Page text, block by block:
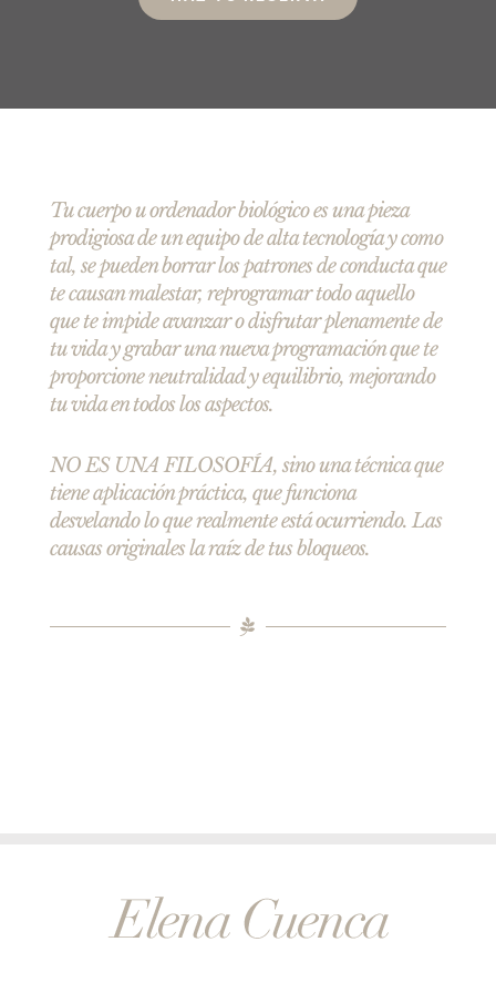
Tu cuerpo u ordenador biológico es una pieza
prodigiosa de un equipo de alta tecnología y como
tal, se pueden borrar los patrones de conducta que
te causan malestar, reprogramar todo aquello
que te impide avanzar o disfrutar plenamente de
tu vida y grabar una nueva programación que te
proporcione neutralidad y equilibrio, mejorando
tu vida en todos los aspectos.
NO ES UNA FILOSOFÍA, sino una técnica que
tiene aplicación práctica, que funciona
desvelando lo que realmente está ocurriendo. Las
causas originales la raíz de tus bloqueos.